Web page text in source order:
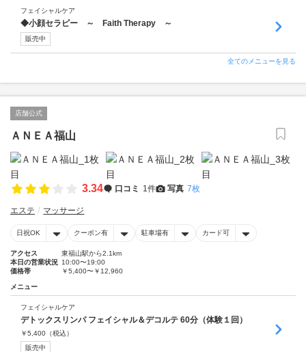
フェイシャルケア
◆小顔セラピー ～ Faith Therapy ～
販売中
全てのメニューを見る
店舗公式
ＡＮＥＡ福山
3.34 口コミ 1件 写真 7枚
エステ マッサージ
日祝OK クーポン有 駐車場有 カード可
アクセス
東福山駅から2.1km
本日の営業状況 10:00〜19:00
価格帯
￥5,400〜￥12,960
メニュー
フェイシャルケア
デトックスリンパ フェイシャル＆デコルテ 60分（体験１回）
￥5,400 （税込）
販売中